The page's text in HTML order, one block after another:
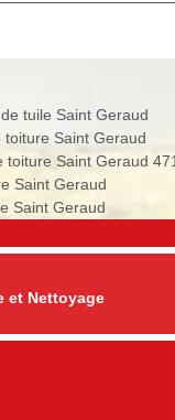
tuile Saint Geraud
Saint Geraud
toiture Saint Geraud
Saint Geraud
Saint Geraud
et Nettoyage